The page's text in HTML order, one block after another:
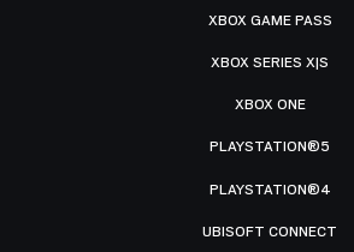
XBOX GAME PASS
XBOX SERIES X|S
XBOX ONE
PLAYSTATION®5
PLAYSTATION®4
UBISOFT CONNECT